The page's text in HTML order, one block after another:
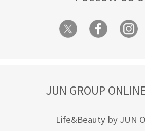
JUN GROUP
Life&Beauty by JUN